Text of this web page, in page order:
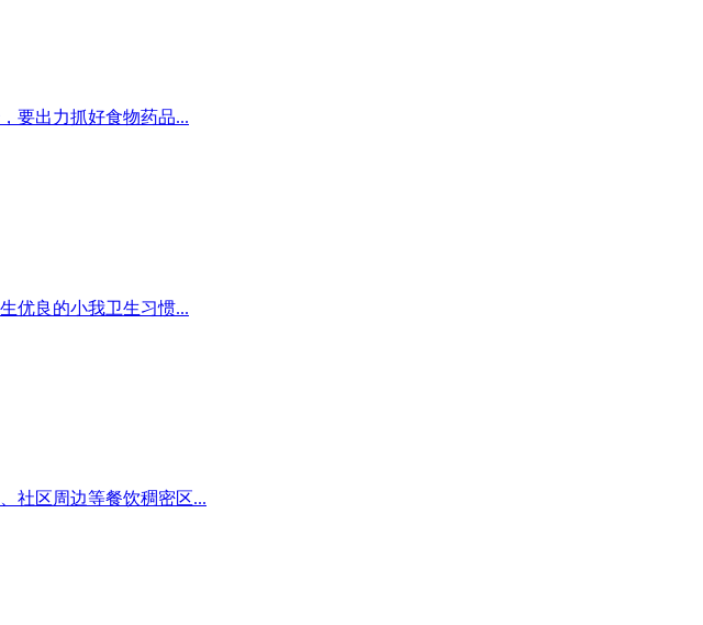
要出力抓好食物药品...
优良的小我卫生习惯...
社区周边等餐饮稠密区...